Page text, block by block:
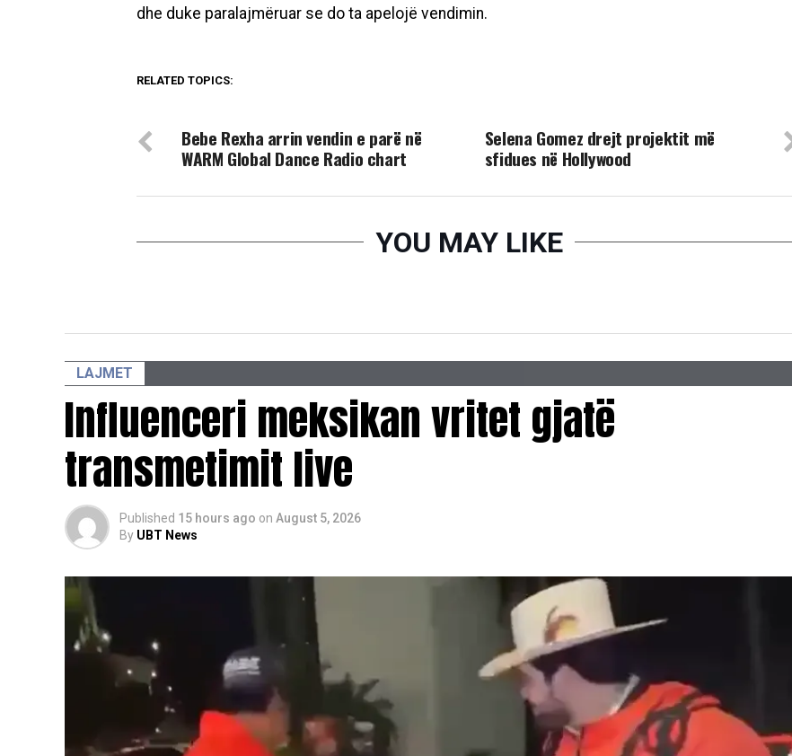
dhe duke paralajmëruar se do ta apelojë vendimin.
RELATED TOPICS:
Selena Gomez drejt projektit më
sfidues në Hollywood
Bebe Rexha arrin vendin e parë në
WARM Global Dance Radio chart
YOU MAY LIKE
LAJMET
Influenceri meksikan vritet gjatë
transmetimit live
Published 15 hours ago on August 5, 2026
By UBT News